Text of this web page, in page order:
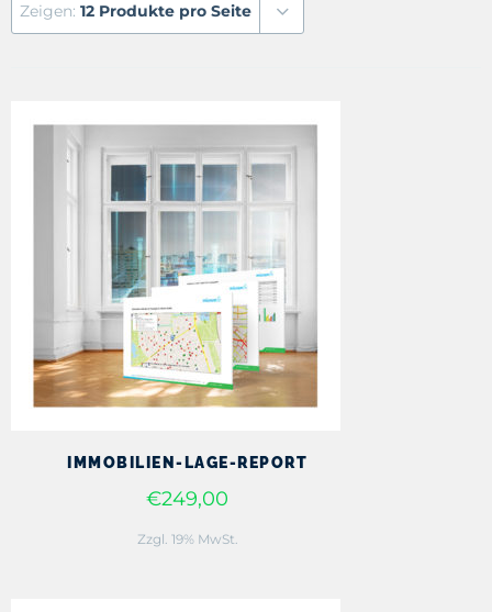
Zeigen: 12 Produkte pro Seite
IMMOBILIEN-LAGE-REPORT
€249,00
Zzgl. 19% MwSt.